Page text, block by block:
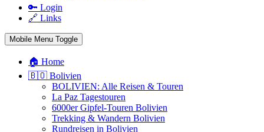
🔑 Login
🔗 Links
Mobile Menu Toggle
🏠 Home
🇧🇴 Bolivien
BOLIVIEN: Alle Reisen & Touren
La Paz Tagestouren
6000er Gipfel-Touren Bolivien
Trekking & Wandern Bolivien
Rundreisen in Bolivien